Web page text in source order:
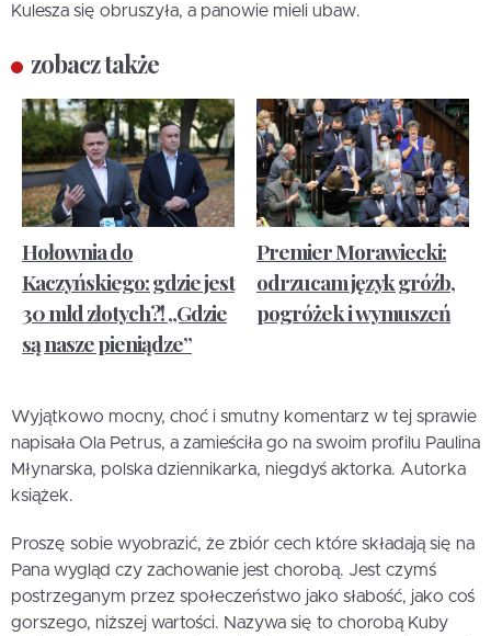
Kulesza się obruszyła, a panowie mieli ubaw.
zobacz także
Hołownia do
Kaczyńskiego: gdzie jest
30 mld złotych?! „Gdzie
są nasze pieniądze”
Premier Morawiecki:
odrzucam język gróźb,
pogróżek i wymuszeń
Wyjątkowo mocny, choć i smutny komentarz w tej sprawie
napisała Ola Petrus, a zamieściła go na swoim profilu Paulina
Młynarska, polska dziennikarka, niegdyś aktorka. Autorka
książek.
Proszę sobie wyobrazić, że zbiór cech które składają się na
Pana wygląd czy zachowanie jest chorobą. Jest czymś
postrzeganym przez społeczeństwo jako słabość, jako coś
gorszego, niższej wartości. Nazywa się to chorobą Kuby